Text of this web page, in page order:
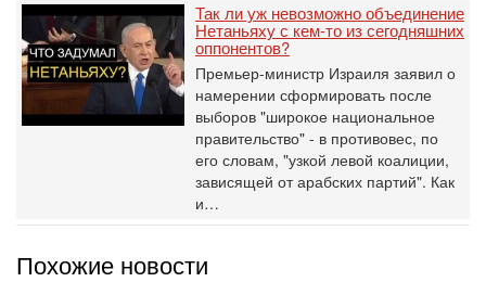
Так ли уж невозможно объединение
Нетаньяху с кем-то из сегодняшних
оппонентов?
Премьер-министр Израиля заявил о
намерении сформировать после
выборов "широкое национальное
правительство" - в противовес, по
его словам, "узкой левой коалиции,
зависящей от арабских партий". Как
и…
Похожие новости